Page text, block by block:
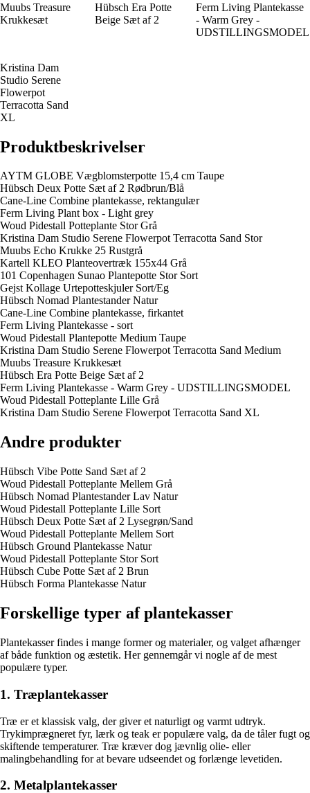
Muubs Treasure
Krukkesæt
Hübsch Era Potte
Beige Sæt af 2
Ferm Living Plantekasse
- Warm Grey -
UDSTILLINGSMODEL
Kristina Dam
Studio Serene
Flowerpot
Terracotta Sand
XL
Produktbeskrivelser
AYTM GLOBE Vægblomsterpotte 15,4 cm Taupe
Hübsch Deux Potte Sæt af 2 Rødbrun/Blå
Cane-Line Combine plantekasse, rektangulær
Ferm Living Plant box - Light grey
Woud Pidestall Potteplante Stor Grå
Kristina Dam Studio Serene Flowerpot Terracotta Sand Stor
Muubs Echo Krukke 25 Rustgrå
Kartell KLEO Planteovertræk 155x44 Grå
101 Copenhagen Sunao Plantepotte Stor Sort
Gejst Kollage Urtepotteskjuler Sort/Eg
Hübsch Nomad Plantestander Natur
Cane-Line Combine plantekasse, firkantet
Ferm Living Plantekasse - sort
Woud Pidestall Plantepotte Medium Taupe
Kristina Dam Studio Serene Flowerpot Terracotta Sand Medium
Muubs Treasure Krukkesæt
Hübsch Era Potte Beige Sæt af 2
Ferm Living Plantekasse - Warm Grey - UDSTILLINGSMODEL
Woud Pidestall Potteplante Lille Grå
Kristina Dam Studio Serene Flowerpot Terracotta Sand XL
Andre produkter
Hübsch Vibe Potte Sand Sæt af 2
Woud Pidestall Potteplante Mellem Grå
Hübsch Nomad Plantestander Lav Natur
Woud Pidestall Potteplante Lille Sort
Hübsch Deux Potte Sæt af 2 Lysegrøn/Sand
Woud Pidestall Potteplante Mellem Sort
Hübsch Ground Plantekasse Natur
Woud Pidestall Potteplante Stor Sort
Hübsch Cube Potte Sæt af 2 Brun
Hübsch Forma Plantekasse Natur
Forskellige typer af plantekasser
Plantekasser findes i mange former og materialer, og valget afhænger
af både funktion og æstetik. Her gennemgår vi nogle af de mest
populære typer.
1. Træplantekasser
Træ er et klassisk valg, der giver et naturligt og varmt udtryk.
Trykimprægneret fyr, lærk og teak er populære valg, da de tåler fugt og
skiftende temperaturer. Træ kræver dog jævnlig olie- eller
malingbehandling for at bevare udseendet og forlænge levetiden.
2. Metalplantekasser